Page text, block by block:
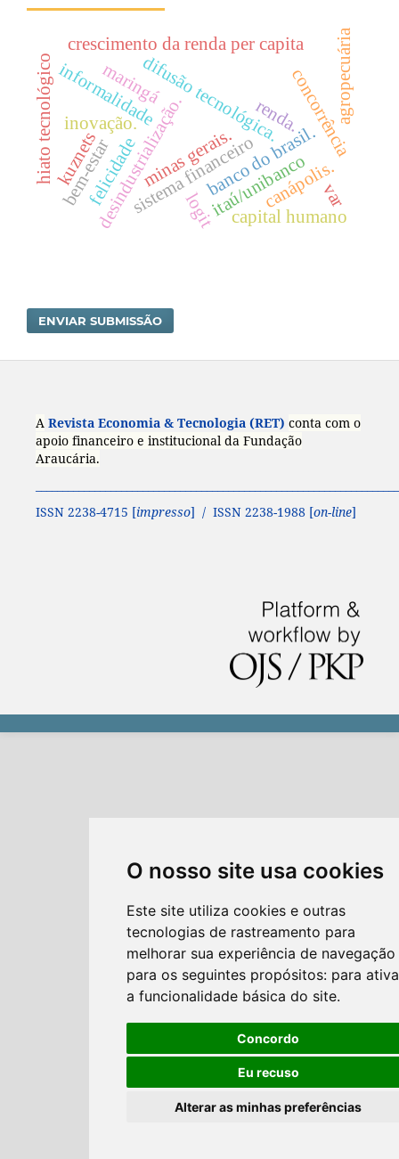
O nosso site usa cookies
Este site utiliza cookies e outras
tecnologias de rastreamento para
melhorar sua experiência de navegação
para os seguintes propósitos: para
a funcionalidade básica do site.
Concordo
Eu recuso
Alterar as minhas preferências
difusão tecnológica.
desindustrialização. itaú/unibanco
banco do brasil.
informalidade concorrência
inovação.
sistema financeiro
hiato tecnológico
crescimento da renda per capita
minas gerais.
felicidade
bem-estar
maringá
logit
agropecuária
canápolis.
capital humano
kuznets
renda.
var
ENVIAR SUBMISSÃO
A Revista Economia & Tecnologia (RET) conta com o
apoio financeiro e institucional da Fundação
Araucária.
ISSN 2238-4715 [impresso] / ISSN 2238-1988 [on-line]